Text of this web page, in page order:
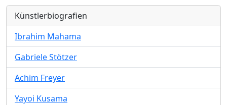
Künstlerbiografien
Ibrahim Mahama
Gabriele Stötzer
Achim Freyer
Yayoi Kusama